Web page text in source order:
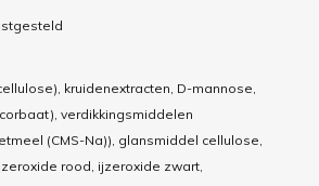
kruidenextracten, D-mannose,
verdikkingsmiddelen
(CMS-Na)), glansmiddel cellulose,
rood, ijzeroxide zwart,